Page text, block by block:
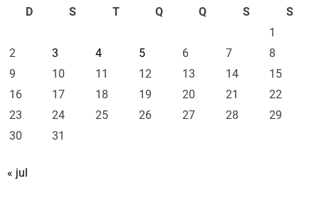
D
S T Q Q S
S
1
2
3 4 5 6 7
8
9
10 11 12 13 14
15
16
17 18 19 20 21
22
23
24 25 26 27 28
29
30
31
« jul